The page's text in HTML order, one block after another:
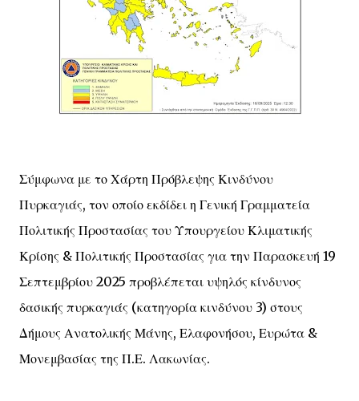
Σύμφωνα με το Χάρτη Πρόβλεψης Κινδύνου
Πυρκαγιάς, τον οποίο εκδίδει η Γενική Γραμματεία
Πολιτικής Προστασίας του Υπουργείου Κλιματικής
Κρίσης & Πολιτικής Προστασίας για την Παρασκευή 19
Σεπτεμβρίου 2025 προβλέπεται υψηλός κίνδυνος
δασικής πυρκαγιάς (κατηγορία κινδύνου 3) στους
Δήμους Ανατολικής Μάνης, Ελαφονήσου, Ευρώτα &
Μονεμβασίας της Π.Ε. Λακωνίας.